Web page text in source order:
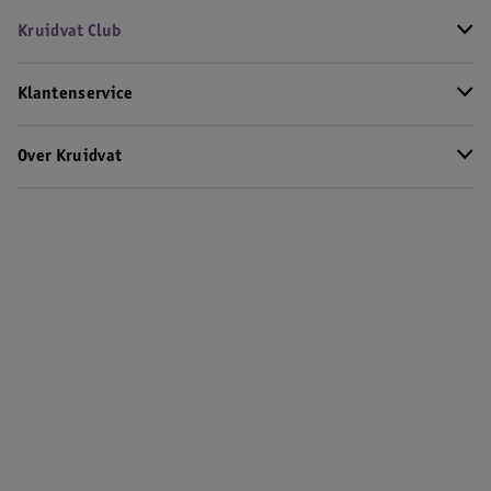
Koop dan altijd een nieuwe
Kruidvat Club
Klantenservice
Over Kruidvat